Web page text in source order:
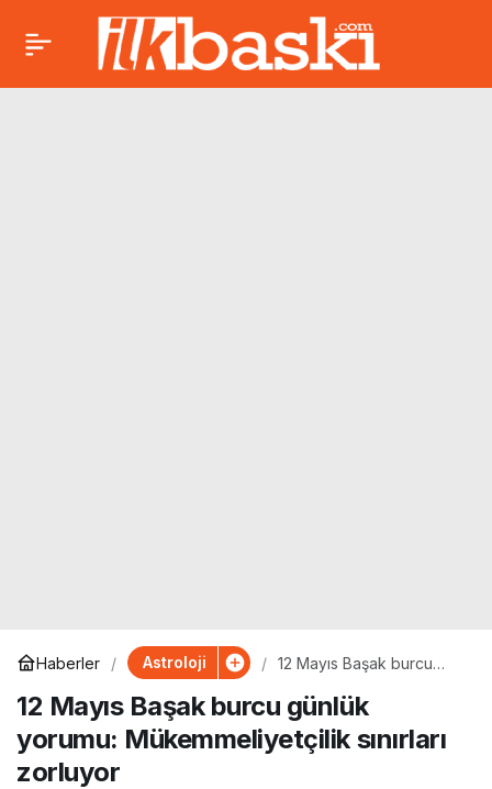
Haberler Astroloji
12 Mayıs Başak burcu
Mükemmeliyetçilik sınırları
zorluyor
12 Mayıs Başak burcu günlük
yorumu: Mükemmeliyetçilik sınırları
zorluyor
12 Mayıs Boğa burcu
günlük yorumu: